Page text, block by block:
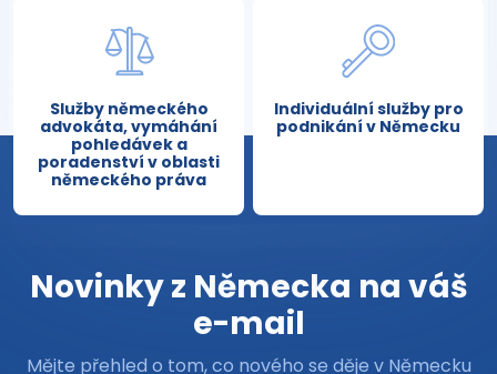
Služby německého
advokáta, vymáhání
pohledávek a
poradenství v oblasti
německého práva
Individuální služby pro
podnikání v Německu
Novinky z Německa na váš
e-mail
Mějte přehled o tom, co nového se děje v Německu